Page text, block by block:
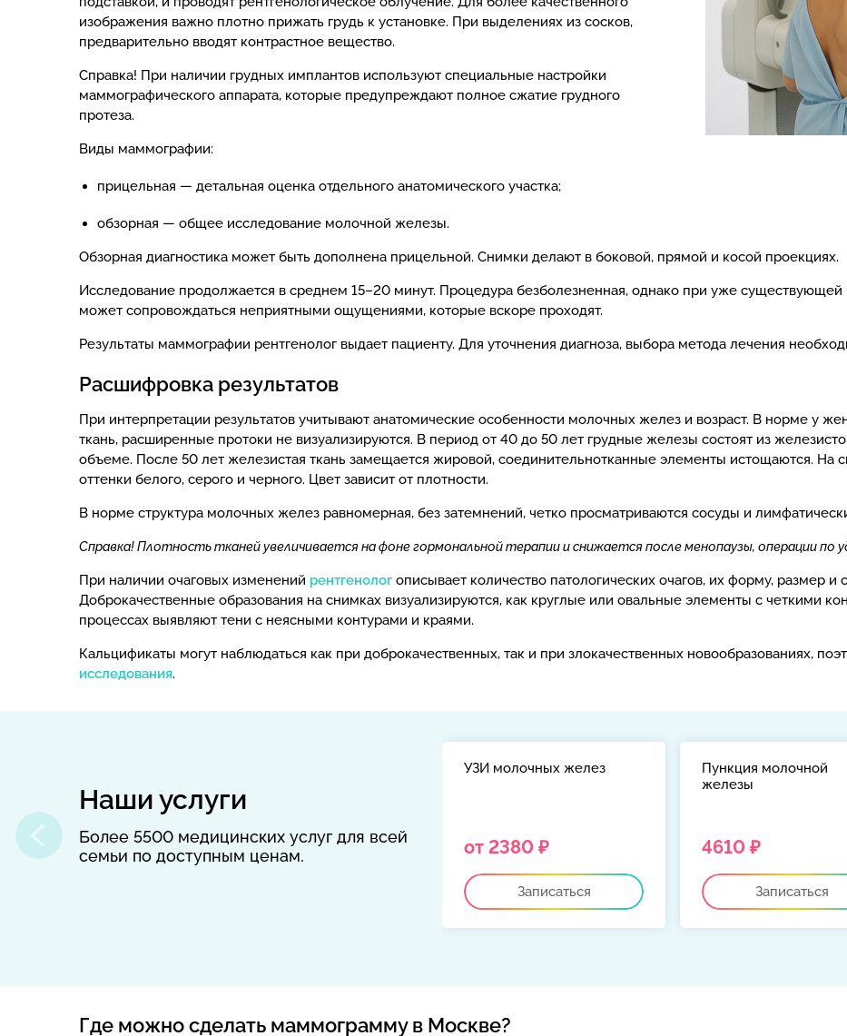
изображения важно плотно прижать грудь к установке. При выделениях из сосков,
предварительно вводят контрастное вещество.
Справка! При наличии грудных имплантов используют специальные настройки
маммографического аппарата, которые предупреждают полное сжатие грудного
протеза.
Виды маммографии:
прицельная — детальная оценка отдельного анатомического участка;
обзорная — общее исследование молочной железы.
Обзорная диагностика может быть дополнена прицельной. Снимки делают в боковой, прямой и косой проекциях.
Исследование продолжается в среднем 15–20 минут. Процедура безболезненная, однако при уже
может сопровождаться неприятными ощущениями, которые вскоре проходят.
Результаты маммографии рентгенолог выдает пациенту. Для уточнения диагноза, выбора метода лечения
Расшифровка результатов
При интерпретации результатов учитывают анатомические особенности молочных желез и возраст. В норме у
ткань, расширенные протоки не визуализируются. В период от 40 до 50 лет грудные железы состоят из
объеме. После 50 лет железистая ткань замещается жировой, соединительнотканные элементы истощаются.
оттенки белого, серого и черного. Цвет зависит от плотности.
В норме структура молочных желез равномерная, без затемнений, четко просматриваются сосуды и
Справка! Плотность тканей увеличивается на фоне гормональной терапии и снижается после менопаузы, операции по
При наличии очаговых изменений рентгенолог описывает количество патологических очагов, их форму, размер и
Доброкачественные образования на снимках визуализируются, как круглые или овальные элементы с четкими
процессах выявляют тени с неясными контурами и краями.
Кальцификаты могут наблюдаться как при доброкачественных, так и при злокачественных новообразованиях,
исследования.
Наши услуги
Более 5500 медицинских услуг для всей
семьи по доступным ценам.
УЗИ молочных желез
от 2380 ₽
Записаться
Пункция молочной
железы
4610 ₽
Записаться
Где можно сделать маммограмму в Москве?